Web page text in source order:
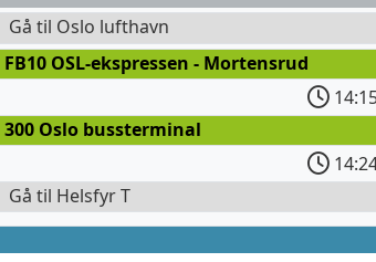
Gå til Oslo lufthavn
FB10 OSL-ekspressen - Mortensrud
300 Oslo bussterminal
Gå til Helsfyr T